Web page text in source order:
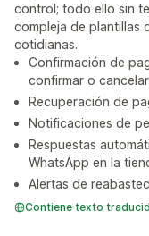
control; todo ello sin
compleja de plantillas
cotidianas.
Confirmación de
confirmar o
Recuperación de
Notificaciones de
Respuestas
WhatsApp en la
Alertas de
Contiene texto